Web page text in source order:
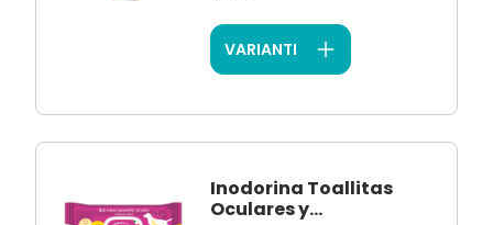
VARIANTI
Inodorina Toallitas
Oculares y...